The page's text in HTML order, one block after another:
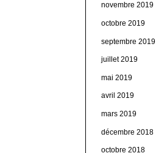
novembre 2019
octobre 2019
septembre 2019
juillet 2019
mai 2019
avril 2019
mars 2019
décembre 2018
octobre 2018